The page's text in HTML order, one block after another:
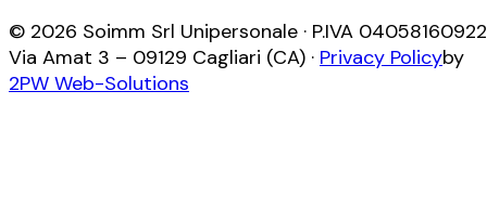
© 2026 Soimm Srl Unipersonale · P.IVA 04058160922
Via Amat 3 – 09129 Cagliari (CA) · Privacy Policyby
2PW Web-Solutions